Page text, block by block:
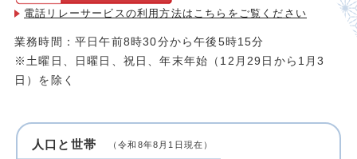
電話リレーサービスの利用方法は こちらをご覧ください
業務時間：平日午前8時30分から午後5時15分
※土曜日、日曜日、祝日、年末年始（12月29日から1月3
日）を除く
人口と世帯 （令和8年8月1日現在）